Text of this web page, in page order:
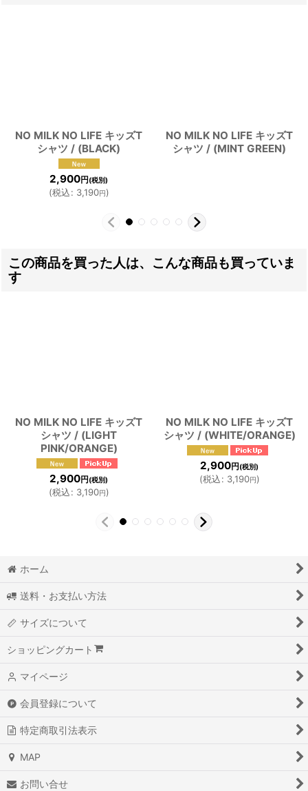
NO MILK NO LIFE キッズT
シャツ / (BLACK)
2,900円 (税別)
(税込: 3,190円)
NO MILK NO LIFE キッズT
シャツ / (MINT GREEN)
この商品を買った人は、こんな商品も買っていま
す
NO MILK NO LIFE キッズT
シャツ / (LIGHT
PINK/ORANGE)
2,900円 (税別)
(税込: 3,190円)
NO MILK NO LIFE キッズT
シャツ / (WHITE/ORANGE)
2,900円 (税別)
(税込: 3,190円)
ホーム
送料・お支払い方法
サイズについて
ショッピングカート
マイページ
会員登録について
特定商取引法表示
MAP
お問い合せ